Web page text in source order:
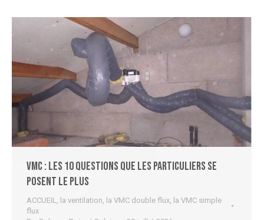
VMC : les 10 questions que les particuliers se
posent le plus
ACCUEIL la ventilation la VMC double flux
la VMC simple
flux